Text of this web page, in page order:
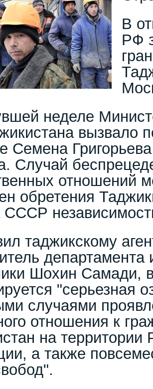
В
РФ
неделе
вызвало
Семена
Случай
отношений
обретения
СССР
таджикскому
Шохин Самади,
"серьезная
случаями
отношения к
на территории
а также